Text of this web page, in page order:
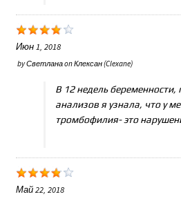
Июн 1, 2018
byСветланаonКлексан (Clexane)
В 12 недель беременности,
анализов я узнала, что у
тромбофилия- это
Май 22, 2018